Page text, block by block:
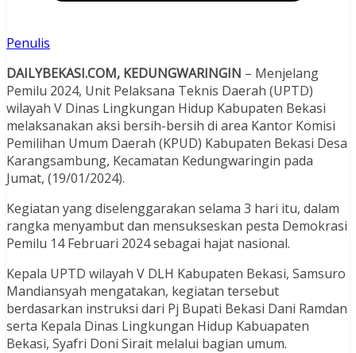
Penulis
DAILYBEKASI.COM, KEDUNGWARINGIN – Menjelang
Pemilu 2024, Unit Pelaksana Teknis Daerah (UPTD)
wilayah V Dinas Lingkungan Hidup Kabupaten Bekasi
melaksanakan aksi bersih-bersih di area Kantor Komisi
Pemilihan Umum Daerah (KPUD) Kabupaten Bekasi Desa
Karangsambung, Kecamatan Kedungwaringin pada
Jumat, (19/01/2024).
Kegiatan yang diselenggarakan selama 3 hari itu, dalam
rangka menyambut dan mensukseskan pesta Demokrasi
Pemilu 14 Februari 2024 sebagai hajat nasional.
Kepala UPTD wilayah V DLH Kabupaten Bekasi, Samsuro
Mandiansyah mengatakan, kegiatan tersebut
berdasarkan instruksi dari Pj Bupati Bekasi Dani Ramdan
serta Kepala Dinas Lingkungan Hidup Kabuapaten
Bekasi, Syafri Doni Sirait melalui bagian umum.